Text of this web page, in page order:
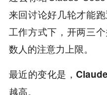
来回讨论好几轮才能
工作方式下，开两三
数人的注意力上限。
最近的变化是，
越高。